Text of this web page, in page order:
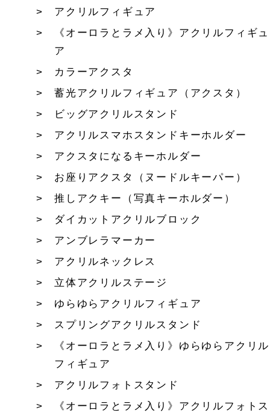
アクリルフィギュア
《オーロラとラメ入り》アクリルフィギュ
ア
カラーアクスタ
蓄光アクリルフィギュア（アクスタ）
ビッグアクリルスタンド
アクリルスマホスタンドキーホルダー
アクスタになるキーホルダー
お座りアクスタ（ヌードルキーパー）
推しアクキー（写真キーホルダー）
ダイカットアクリルブロック
アンブレラマーカー
アクリルネックレス
立体アクリルステージ
ゆらゆらアクリルフィギュア
スプリングアクリルスタンド
《オーロラとラメ入り》ゆらゆらアクリル
フィギュア
アクリルフォトスタンド
《オーロラとラメ入り》アクリルフォトス